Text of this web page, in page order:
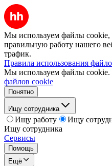
Мы используем файлы cookie,
правильную работу нашего
трафик.
Правила использования
Мы используем файлы cookie.
файлов cookie
Понятно
Ищу сотрудника
Ищу работу
Ищу
Ищу сотрудника
Сервисы
Помощь
Ещё